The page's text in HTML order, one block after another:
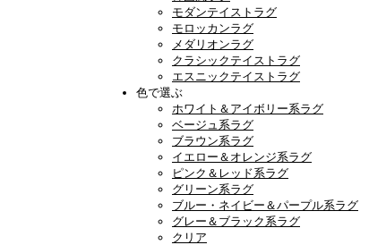
モダンテイストラグ
モロッカンラグ
メダリオンラグ
クラシックテイストラグ
エスニックテイストラグ
色で選ぶ
ホワイト＆アイボリー系ラグ
ベージュ系ラグ
ブラウン系ラグ
イエロー＆オレンジ系ラグ
ピンク＆レッド系ラグ
グリーン系ラグ
ブルー・ネイビー＆パープル系ラグ
グレー＆ブラック系ラグ
クリア